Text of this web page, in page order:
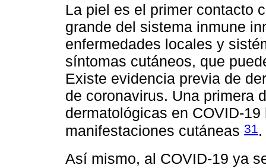
La piel es el primer contacto
grande del sistema inmune
enfermedades locales y
síntomas cutáneos, que
Existe evidencia previa de
de coronavirus. Una primera
dermatológicas en COVID-
manifestaciones cutáneas 31.
Así mismo, al COVID-19 ya